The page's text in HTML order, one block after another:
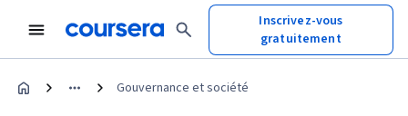
Inscrivez-vous
gratuitement
Gouvernance et société